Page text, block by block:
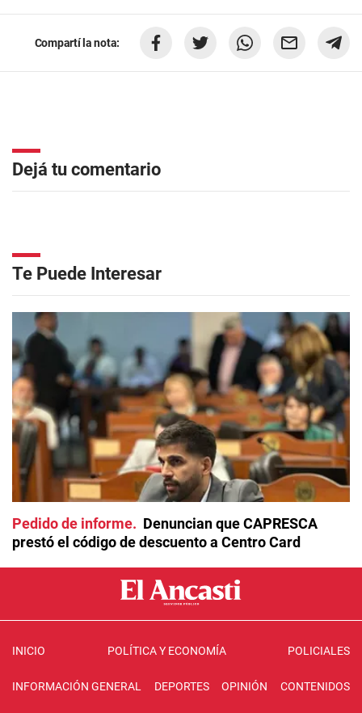
Compartí la nota:
Dejá tu comentario
Te Puede Interesar
Pedido de informe
Denuncian que CAPRESCA
prestó el código de descuento a Centro Card
INICIO POLÍTICA Y ECONOMÍA POLICIALES
INFORMACIÓN GENERAL DEPORTES OPINIÓN CONTENIDOS